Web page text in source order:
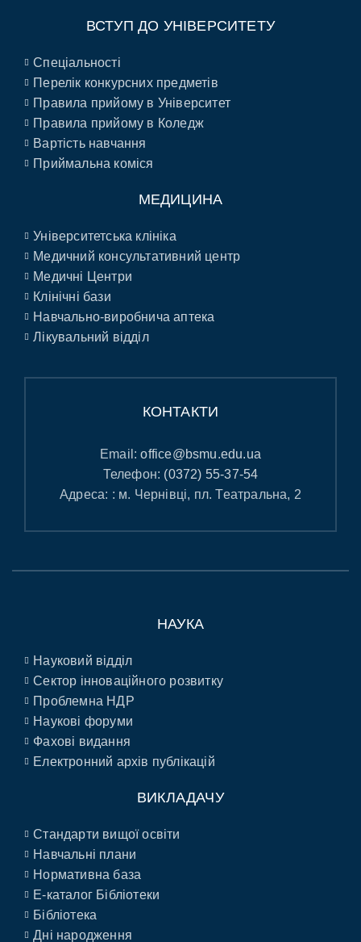
ВСТУП ДО УНІВЕРСИТЕТУ
Спеціальності
Перелік конкурсних предметів
Правила прийому в Університет
Правила прийому в Коледж
Вартість навчання
Приймальна коміся
МЕДИЦИНА
Університетська клініка
Медичний консультативний центр
Медичні Центри
Клінічні бази
Навчально-виробнича аптека
Лікувальний відділ
КОНТАКТИ
Email:office@bsmu.edu.ua
Телефон: (0372) 55-37-54
Адреса: : м. Чернівці, пл. Театральна, 2
НАУКА
Науковий відділ
Сектор інноваційного розвитку
Проблемна НДР
Наукові форуми
Фахові видання
Електронний архів публікацій
ВИКЛАДАЧУ
Стандарти вищої освіти
Навчальні плани
Нормативна база
E-каталог Бібліотеки
Бібліотека
Дні народження